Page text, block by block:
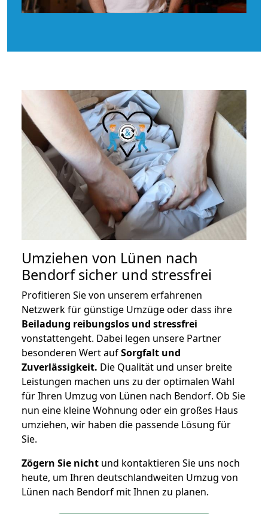
Umziehen von Lünen nach
Bendorfsicher und stressfrei
Profitieren Sie von unserem erfahrenen
Netzwerk für günstige Umzüge oder dass ihre
Beiladung reibungslos und stressfrei
vonstattengeht. Dabei legen unsere Partner
besonderen Wert aufSorgfalt und
Zuverlässigkeit. Die Qualität und unser breite
Leistungen machen uns zu der optimalen Wahl
für Ihren Umzug von Lünen nach Bendorf. Ob Sie
nun eine kleine Wohnung oder ein großes Haus
umziehen, wir haben die passende Lösung für
Sie.
Zögern Sie nicht und kontaktieren Sie uns noch
heute, um Ihren deutschlandweiten Umzug von
Lünen nach Bendorf mit Ihnen zu planen.